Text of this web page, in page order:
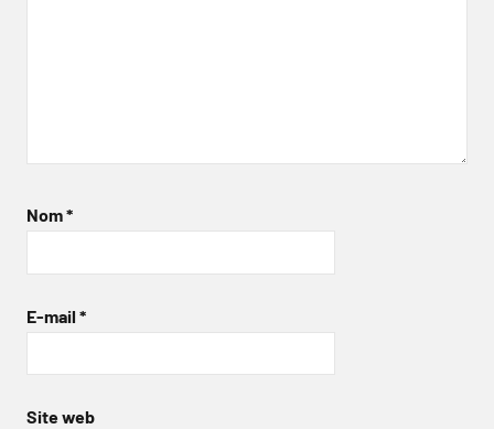
Nom*
E-mail *
Site web